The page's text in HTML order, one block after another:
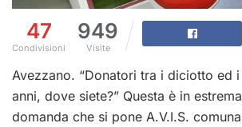
47
Condivisioni
949
Visite
Avezzano. “Donatori tra i diciotto ed
anni, dove siete?” Questa è in
domanda che si pone A.V.I.S.